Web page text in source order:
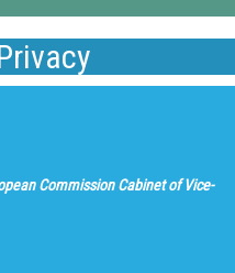
Commission Cabinet of Vice-